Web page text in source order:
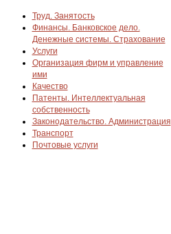
Труд. Занятость
Финансы. Банковское дело.
Денежные системы. Страхование
Услуги
Организация фирм и управление
ими
Качество
Патенты. Интеллектуальная
собственность
Законодательство. Администрация
Транспорт
Почтовые услуги